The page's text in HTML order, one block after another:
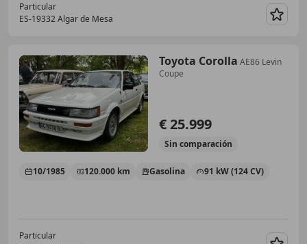
Particular
ES-19332 Algar de Mesa
Toyota Corolla AE86 Levin
Coupe
€ 25.999
Sin comparación
10/1985 120.000 km Gasolina 91 kW (124 CV)
Particular